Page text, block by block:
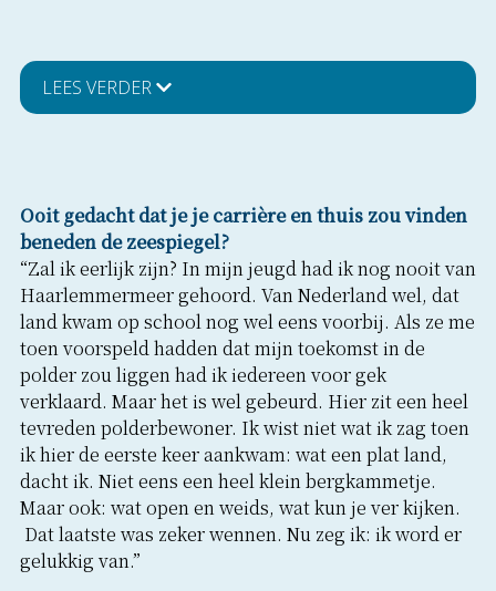
LEES VERDER
Ooit gedacht dat je je carrière en thuis zou vinden
beneden de zeespiegel?
“Zal ik eerlijk zijn? In mijn jeugd had ik nog nooit van
Haarlemmermeer gehoord. Van Nederland wel, dat
land kwam op school nog wel eens voorbij. Als ze me
toen voorspeld hadden dat mijn toekomst in de
polder zou liggen had ik iedereen voor gek
verklaard. Maar het is wel gebeurd. Hier zit een heel
tevreden polderbewoner. Ik wist niet wat ik zag toen
ik hier de eerste keer aankwam: wat een plat land,
dacht ik. Niet eens een heel klein bergkammetje.
Maar ook: wat open en weids, wat kun je ver kijken.
Dat laatste was zeker wennen. Nu zeg ik: ik word er
gelukkig van.”